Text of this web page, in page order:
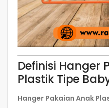
Definisi Hanger
Plastik Tipe
Hanger Pakaian Anak